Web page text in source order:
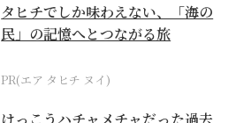
タヒチでしか味わえない、「海の
民」の記憶へとつながる旅
PR(エア タヒチ ヌイ)